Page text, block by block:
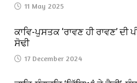
11 May 2025
ਕਾਵਿ-ਪੁਸਤਕ ‘ਰਾਵਣ ਹੀ ਰਾਵਣ’
ਸੋਢੀ
17 December 2024